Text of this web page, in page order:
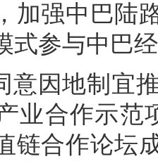
加强中巴陆
式参与中巴
意因地制宜
业合作示范
链合作论坛